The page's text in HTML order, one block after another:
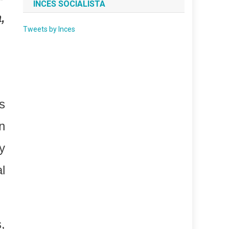
INCES SOCIALISTA
Tweets by Inces